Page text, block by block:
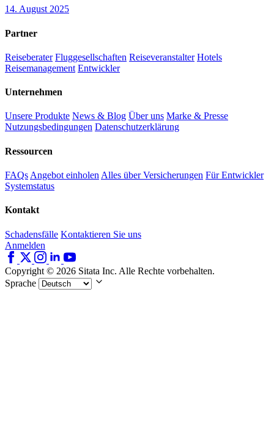
14. August 2025
Partner
Reiseberater Fluggesellschaften Reiseveranstalter Hotels
Reisemanagement Entwickler
Unternehmen
Unsere Produkte News & Blog Über uns Marke & Presse
Nutzungsbedingungen Datenschutzerklärung
Ressourcen
FAQs Angebot einholen Alles über Versicherungen Für Entwickler
Systemstatus
Kontakt
Schadensfälle Kontaktieren Sie uns
Anmelden
Copyright © 2026 Sitata Inc. Alle Rechte vorbehalten.
Sprache